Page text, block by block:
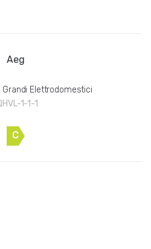
Aeg
Grandi Elettrodomestici
1-1-1
C